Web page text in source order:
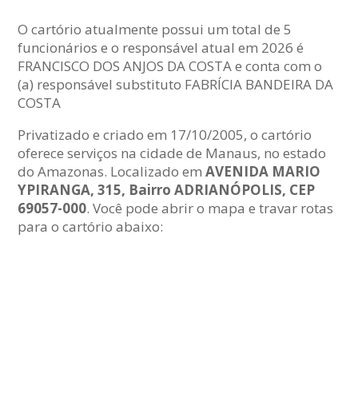
O cartório atualmente possui um total de 5
funcionários e o responsável atual em 2026 é
FRANCISCO DOS ANJOS DA COSTA e conta com o
(a) responsável substituto FABRÍCIA BANDEIRA DA
COSTA
Privatizado e criado em 17/10/2005, o cartório
oferece serviços na cidade de Manaus, no estado
do Amazonas. Localizado emAVENIDA MARIO
YPIRANGA, 315, Bairro ADRIANÓPOLIS, CEP
69057-000. Você pode abrir o mapa e travar rotas
para o cartório abaixo: